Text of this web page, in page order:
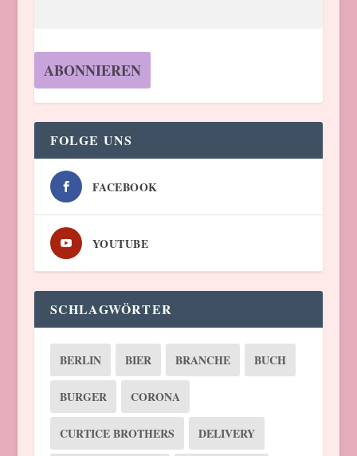
FOLGE UNS
FACEBOOK
YOUTUBE
SCHLAGWÖRTER
BERLIN BIER BRANCHE BUCH
BURGER CORONA
CURTICE BROTHERS DELIVERY